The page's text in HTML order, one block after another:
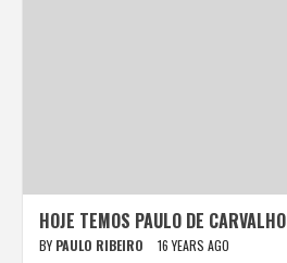
HOJE TEMOS PAULO DE CARVALHO
BY PAULO RIBEIRO 16 YEARS AGO